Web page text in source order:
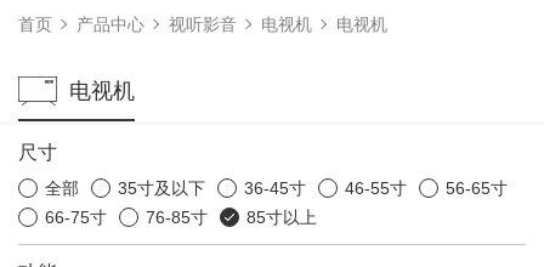
首页 产品中心 视听影音 电视机 电视机
电视机
尺寸
全部 35寸及以下 36-45寸 46-55寸
56-65寸
66-75寸
76-85寸 85寸以上